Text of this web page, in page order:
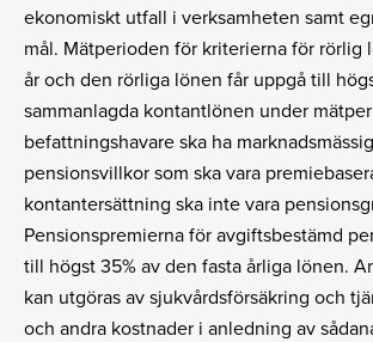
ekonomiskt utfall i verksamheten samt
mål. Mätperioden för kriterierna för rörlig
år och den rörliga lönen får uppgå till
sammanlagda kontantlönen under
befattningshavare ska ha
pensionsvillkor som ska vara
kontantersättning ska inte vara
Pensionspremierna för avgiftsbestämd
till högst 35% av den fasta årliga lönen.
kan utgöras av sjukvårdsförsäkring och
och andra kostnader i anledning av